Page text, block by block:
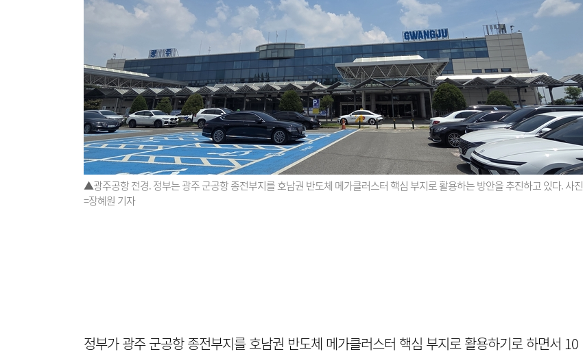
▲광주공항 전경. 정부는 광주 군공항 종전부지를 호남권 반도체 메가클러스터 핵심 부지로 활용하는 방안을 추진하고 있다. 사진
=장혜원 기자
정부가 광주 군공항 종전부지를 호남권 반도체 메가클러스터 핵심 부지로 활용하기로 하면서 10